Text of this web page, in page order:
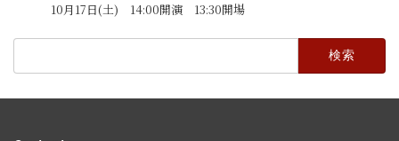
10月17日(土) 14:00開演 13:30開場